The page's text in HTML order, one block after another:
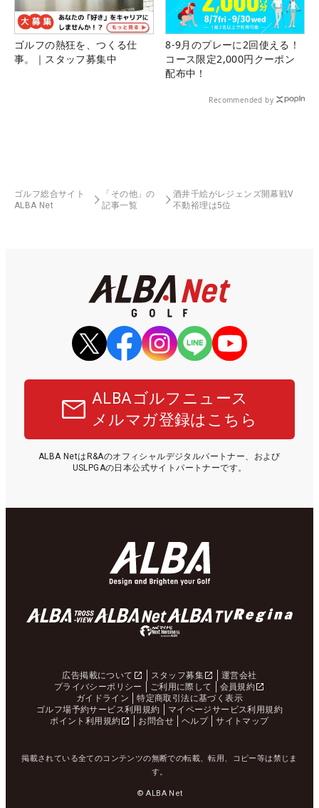
ゴルフの熱狂を、つくる仕
事。｜スタッフ募集中
8-9月のプレーに2回使える！
コース限定2,000円クーポン
配布中！
Recommended by
ゴルフ総合サイト
ALBA Net
「その他」の
記事一覧
酒井千絵がレジェンズ開幕戦V
不動裕理は5位
ALBAゴルフニュース
メルマガ登録はこちら
ALBA NetはR&Aのオフィシャルデジタルパートナー、および
USLPGAの日本公式サイトパートナーです。
広告掲載について スタッフ募集
運営会社
プライバシーポリシー
ご利用に際して
会員規約
ガイドライン
特定商取引法に基づく表示
ゴルフ場予約サービス利用規約
マイページサービス利用規約
ポイント利用規約
お問合せ ヘルプ サイトマップ
掲載されている全てのコンテンツの無断での転載、転用、コピー等は禁じま
す。
© ALBA Net